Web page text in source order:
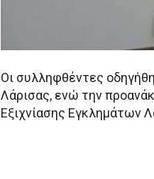
Οι συλληφθέντες
Λάρισας, ενώ την
Εξιχνίασης Εγκλημάτων